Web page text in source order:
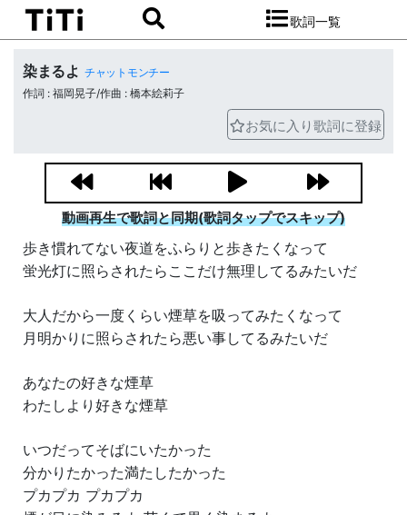
歌詞一覧
染まるよ チャットモンチー
作詞 : 福岡晃子/作曲 : 橋本絵莉子
お気に入り歌詞に登録
動画再生で歌詞と同期(歌詞タップでスキップ)
歩き慣れてない夜道をふらりと歩きたくなって
蛍光灯に照らされたらここだけ無理してるみたいだ
大人だから一度くらい煙草を吸ってみたくなって
月明かりに照らされたら悪い事してるみたいだ
あなたの好きな煙草
わたしより好きな煙草
いつだってそばにいたかった
分かりたかった満たしたかった
プカプカ プカプカ